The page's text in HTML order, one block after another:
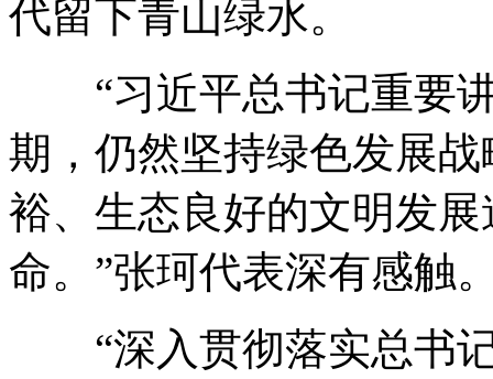
代留下青山绿水。
“习近平总书记重要讲
期，仍然坚持绿色发展
裕、生态良好的文明发
命。”张珂代表深有感触
“深入贯彻落实总书记